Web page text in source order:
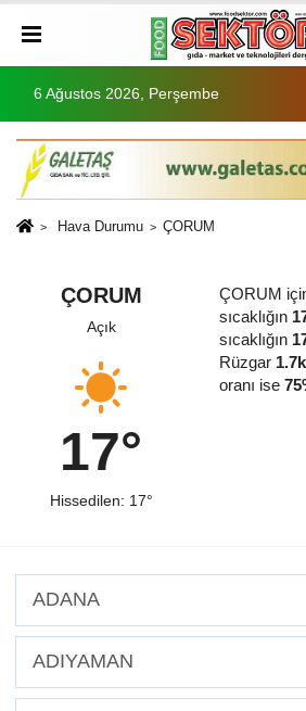
6 Ağustos 2026, Perşembe
Hava Durumu ÇORUM
ÇORUM
Açık
17°
Hissedilen: 17°
ÇORUM
sıcaklığın
sıcaklığın
Rüzgar
oranı ise
ADANA
ADIYAMAN